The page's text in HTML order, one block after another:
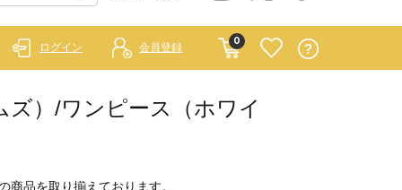
0
ログイン 会員登録
ズ）/ワンピース（ホワイ
商品を取り揃えております。